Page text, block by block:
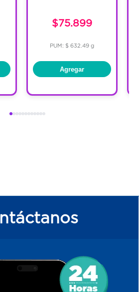
$75.899
PUM: $ 632.49 g
Agregar